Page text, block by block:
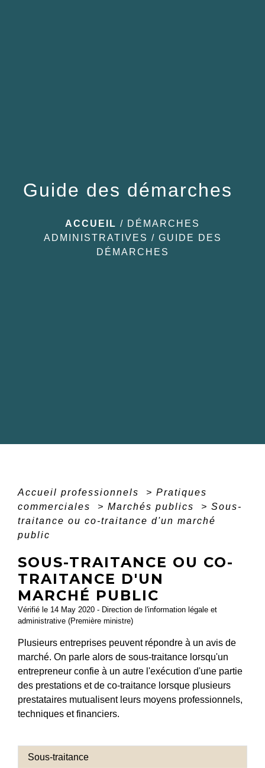
Guide des démarches
ACCUEIL / DÉMARCHES
ADMINISTRATIVES / GUIDE DES
DÉMARCHES
Accueil professionnels > Pratiques
commerciales
> Marchés publics > Sous-
traitance ou co-traitance d'un marché
public
SOUS-TRAITANCE OU CO-
TRAITANCE D'UN
MARCHÉ PUBLIC
Vérifié le 14 May 2020 - Direction de l'information légale et
administrative (Première ministre)
Plusieurs entreprises peuvent répondre à un avis de
marché. On parle alors de sous-traitance lorsqu'un
entrepreneur confie à un autre l'exécution d'une partie
des prestations et de co-traitance lorsque plusieurs
prestataires mutualisent leurs moyens professionnels,
techniques et financiers.
Sous-traitance